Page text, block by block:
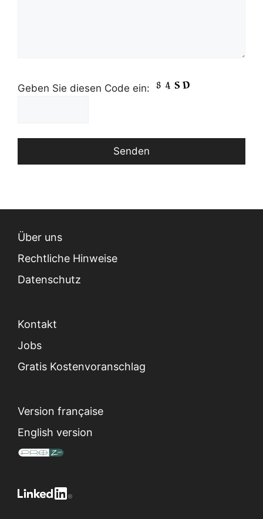
Geben Sie diesen Code ein:
Über uns
Rechtliche Hinweise
Datenschutz
Kontakt
Jobs
Gratis Kostenvoranschlag
Version française
English version